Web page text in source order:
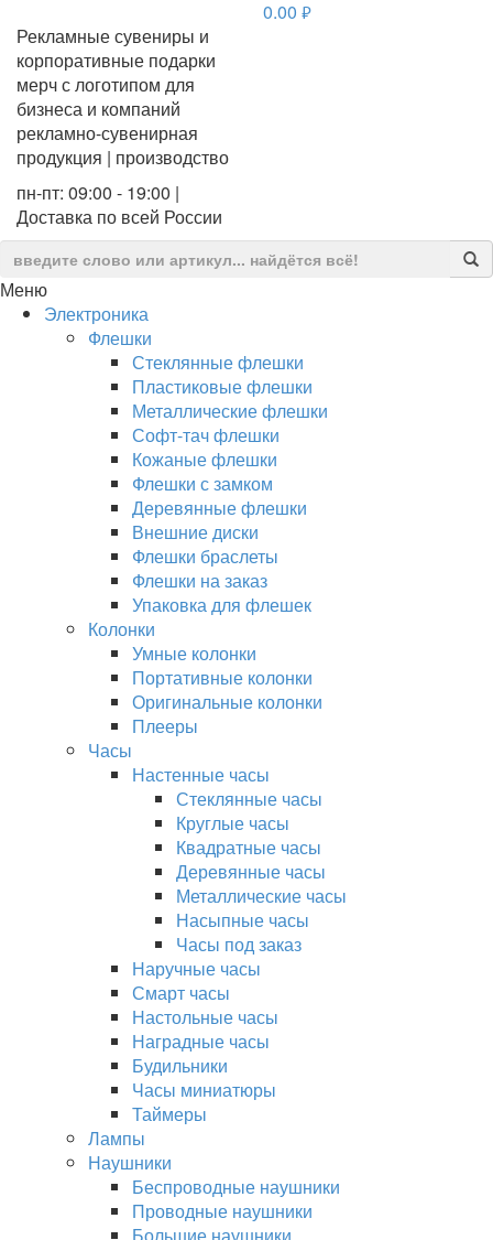
Рекламные сувениры и
корпоративные подарки
мерч с логотипом для
бизнеса и компаний
рекламно-сувенирная
продукция | производство
пн-пт: 09:00 - 19:00 |
Доставка по всей России
0.00 руб.
Меню
Электроника
Флешки
Стеклянные флешки
Пластиковые флешки
Металлические флешки
Софт-тач флешки
Кожаные флешки
Флешки с замком
Деревянные флешки
Внешние диски
Флешки браслеты
Флешки на заказ
Упаковка для флешек
Колонки
Умные колонки
Портативные колонки
Оригинальные колонки
Плееры
Часы
Настенные часы
Стеклянные часы
Круглые часы
Квадратные часы
Деревянные часы
Металлические часы
Насыпные часы
Часы под заказ
Наручные часы
Смарт часы
Настольные часы
Наградные часы
Будильники
Часы миниатюры
Таймеры
Лампы
Наушники
Беспроводные наушники
Проводные наушники